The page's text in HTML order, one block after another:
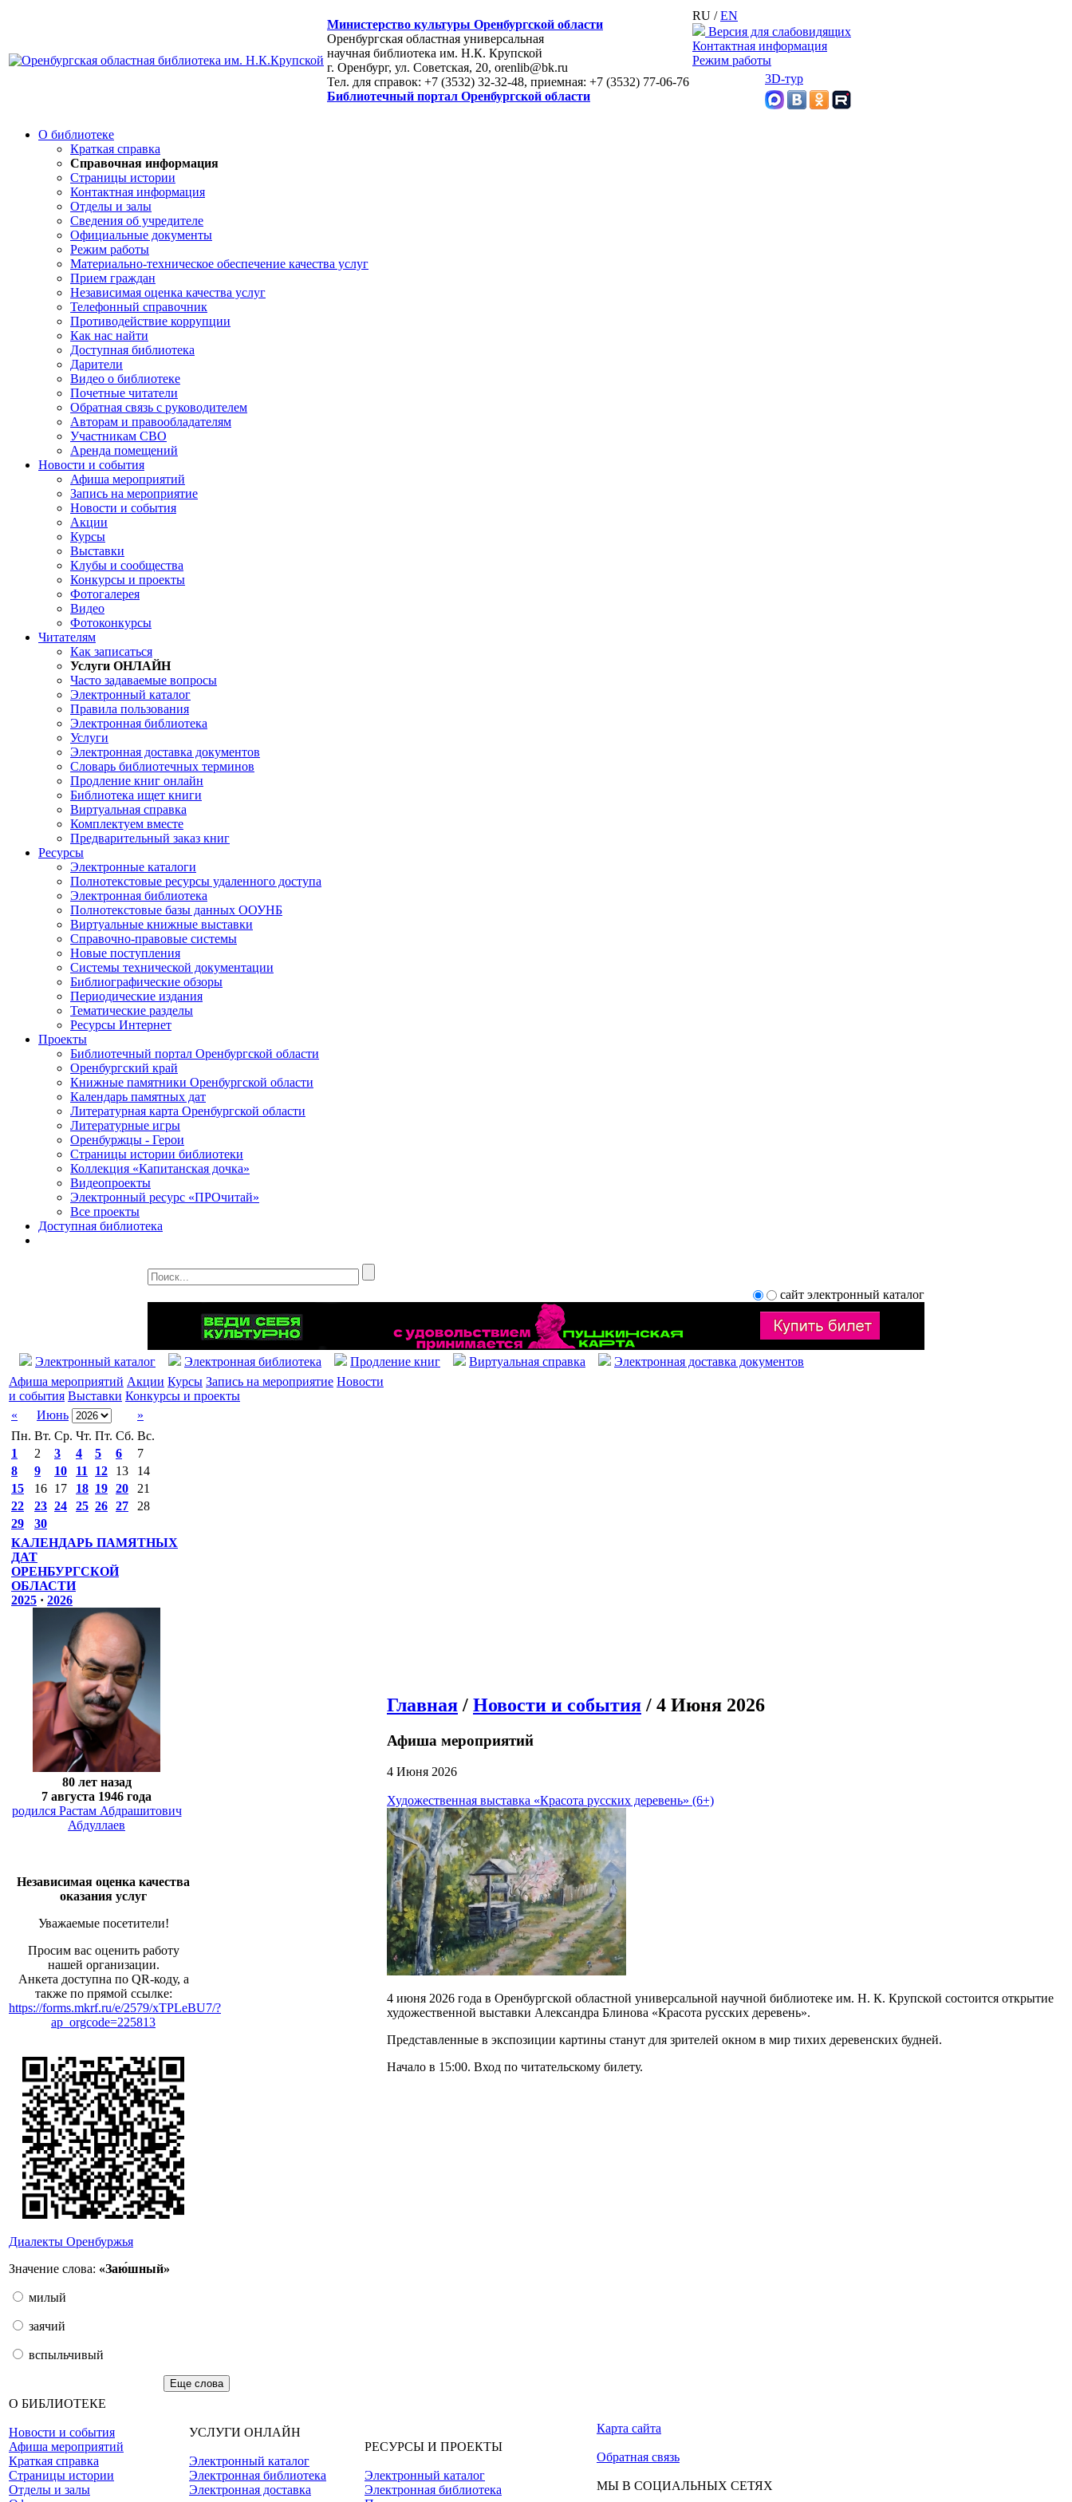
Министерство культуры Оренбургской области
Оренбургская областная универсальная
научная библиотека им. Н.К. Крупской
г. Оренбург, ул. Советская, 20, orenlib@bk.ru
Тел. для справок: +7 (3532) 32-32-48, приемная: +7 (3532) 77-06-76
Библиотечный портал Оренбургской области
RU /EN
Версия для слабовидящих
Контактная информация
Режим работы
3D-тур
О библиотеке
Краткая справка
Справочная информация
Страницы истории
Контактная информация
Отделы и залы
Сведения об учредителе
Официальные документы
Режим работы
Материально-техническое обеспечение качества услуг
Прием граждан
Независимая оценка качества услуг
Телефонный справочник
Противодействие коррупции
Как нас найти
Доступная библиотека
Дарители
Видео о библиотеке
Почетные читатели
Обратная связь с руководителем
Авторам и правообладателям
Участникам СВО
Аренда помещений
Новости и события
Афиша мероприятий
Запись на мероприятие
Новости и события
Акции
Курсы
Выставки
Клубы и сообщества
Конкурсы и проекты
Фотогалерея
Видео
Фотоконкурсы
Читателям
Как записаться
Услуги ОНЛАЙН
Часто задаваемые вопросы
Электронный каталог
Правила пользования
Электронная библиотека
Услуги
Электронная доставка документов
Словарь библиотечных терминов
Продление книг онлайн
Библиотека ищет книги
Виртуальная справка
Комплектуем вместе
Предварительный заказ книг
Ресурсы
Электронные каталоги
Полнотекстовые ресурсы удаленного доступа
Электронная библиотека
Полнотекстовые базы данных ООУНБ
Виртуальные книжные выставки
Справочно-правовые системы
Новые поступления
Cистемы технической документации
Библиографические обзоры
Периодические издания
Тематические разделы
Ресурсы Интернет
Проекты
Библиотечный портал Оренбургской области
Оренбургский край
Книжные памятники Оренбургской области
Календарь памятных дат
Литературная карта Оренбургской области
Литературные игры
Оренбуржцы - Герои
Страницы истории библиотеки
Коллекция «Капитанская дочка»
Видеопроекты
Электронный ресурс «ПРОчитай»
Все проекты
Доступная библиотека
сайт электронный каталог
Электронный каталог Электронная библиотека Продление книг Виртуальная справка
Электронная доставка документов
Афиша мероприятий Акции Курсы Запись на мероприятие Новости
и события Выставки Конкурсы и проекты
«
Июнь
»
Пн. Вт. Ср. Чт. Пт. Сб. Вс.
1
2 3 4 5 6
7
8
9 10 11 12 13
14
15
16 17 18 19 20
21
22
23 24 25 26 27
28
29
30
КАЛЕНДАРЬ ПАМЯТНЫХ
ДАТ
ОРЕНБУРГСКОЙ
ОБЛАСТИ
2025 · 2026
80 лет назад
7 августа 1946 года
родился Растам Абдрашитович
Абдуллаев
Независимая оценка качества
оказания услуг
Уважаемые посетители!
Просим вас оценить работу
нашей организации.
Анкета доступна по QR-коду, а
также по прямой ссылке:
https://forms.mkrf.ru/e/2579/xTPLeBU7/?
ap_orgcode=225813
Диалекты Оренбуржья
Значение слова: «Заю́шный»
милый
заячий
вспыльчивый
Еще слова
Главная / Новости и события / 4 Июня 2026
Афиша мероприятий
4 Июня 2026
Художественная выставка «Красота русских деревень» (6+)
4 июня 2026 года в Оренбургской областной универсальной научной библиотеке им. Н. К. Крупской состоится открытие
художественной выставки Александра Блинова «Красота русских деревень».
Представленные в экспозиции картины станут для зрителей окном в мир тихих деревенских будней.
Начало в 15:00. Вход по читательскому билету.
О БИБЛИОТЕКЕ
Новости и события
Афиша мероприятий
Краткая справка
Страницы истории
Отделы и залы
УСЛУГИ ОНЛАЙН
Электронный каталог
Электронная библиотека
Электронная доставка
РЕСУРСЫ И ПРОЕКТЫ
Электронный каталог
Электронная библиотека
Карта сайта
Обратная связь
МЫ В СОЦИАЛЬНЫХ СЕТЯХ